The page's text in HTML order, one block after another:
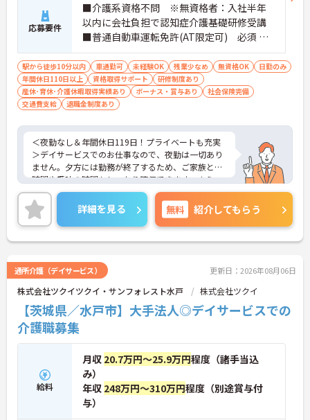
応募要件
■介護系資格不問 ※無資格者：入社半年
以内に会社負担で認知症介護基礎研修受講
■普通自動車運転免許(AT限定可) 必須 ■
経験：不問 ※介護職員初任者研修(旧ヘルパ
ー2級)以上 歓迎
駅から徒歩10分以内 車通勤可 未経験OK 残業少なめ 無資格OK
日勤のみ
年間休日110日以上
資格取得サポート
研修制度あり
産休･育休･介護休暇取得実績あり
ボーナス・賞与あり
社会保険完備
交通費支給
退職金制度あり
＜夜勤なし＆年間休日119日！プライベートも充実
＞デイサービスでのお仕事なので、夜勤は一切あり
ません。夕方には勤務が終了するため、ご家族との
時間や趣味の時間もしっかり確保できます。さら
に、月9日のお休みに加えて「リフレッシュ休暇」
が毎月1日付与され、年間休日はたっぷり119日。無
理なく働き続けられるリズムが整っており、仕事と
プライベートのメリハリをつけて働きたい方にぴっ
たりです。
介護の経験がない方やブランクがある方も大歓迎で
す。資格取得支援制度や自己啓発支援制度が整って
おり、働きながらスキルアップを目指せます。ま
た、全国展開する同社ならではの多彩なキャリアパ
スがあり、管理職や専門職への挑戦、異なるサービ
スへのキャリアチェンジも可能です。一人ひとりの
「なりたい姿」を応援し、成長をバックアップする
体制が整っています。
詳細を見る 無料 紹介してもらう
通所介護（デイサービス） 更新日：2026年08月06日
株式会社ツクイツクイ・サンフォレスト水戸 株式会社ツクイ
【茨城県／水戸市】大手法人◎デイサービスでの
介護職募集
給料
月収 20.7万円～25.9万円程度（諸手当込
み）
年収 248万円～310万円程度（別途賞与付
与）